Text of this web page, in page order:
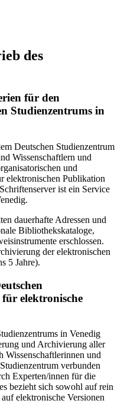
des
für den
Studienzentrums in
Deutschen Studienzentrum
Wissenschaftlern und
und
elektronischen Publikation
ist ein Service
dauerhafte Adressen und
Bibliothekskataloge,
erschlossen.
der elektronischen
5 Jahre).
elektronische
in Venedig
und Archivierung aller
Wissenschaftlerinnen und
verbunden
Experten/innen für die
bezieht sich sowohl auf rein
elektronische Versionen